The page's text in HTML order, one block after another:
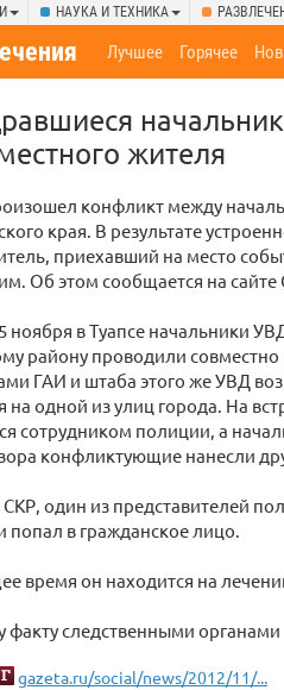
НАУКА И ТЕХНИКА
Лучшее Горячее
жителя
конфликт между
края. В результате
приехавший на место
Об этом сообщается на сайте
ноября в Туапсе начальники
району проводили
ГАИ и штаба этого же УВД
на одной из улиц города. На
сотрудником полиции, а
конфликтующие нанесли
один из представителей
попал в гражданское лицо.
время он находится на
факту следственными
gazeta.ru/social/news/2012/11/...